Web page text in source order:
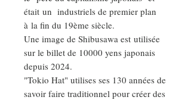
était un industriels de premier plan
à la fin du 19ème siècle.
Une image de Shibusawa est utilisée
sur le billet de 10000 yens japonais
depuis 2024.
"Tokio Hat" utilises ses 130 années de
savoir faire traditionnel pour créer des